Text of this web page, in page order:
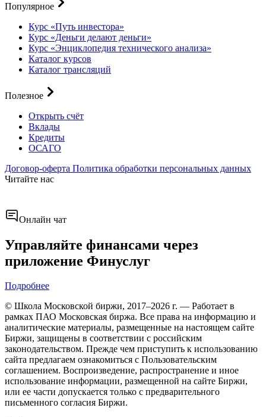
Популярное
Курс «Путь инвестора»
Курс «Деньги делают деньги»
Курс «Энциклопедия технического анализа»
Каталог курсов
Каталог трансляций
Полезное
Открыть счёт
Вклады
Кредиты
ОСАГО
Договор-оферта Политика обработки персональных данных
Читайте нас
Онлайн чат
Управляйте финансами через
приложение Финуслуг
Подробнее
© Школа Московской биржи, 2017–2026 г. — Работает в
рамках ПАО Московская биржа. Все права на информацию и
аналитические материалы, размещенные на настоящем сайте
Биржи, защищены в соответствии с российским
законодательством. Прежде чем приступить к использованию
сайта предлагаем ознакомиться с Пользовательским
соглашением. Воспроизведение, распространение и иное
использование информации, размещенной на сайте Биржи,
или ее части допускается только с предварительного
письменного согласия Биржи.